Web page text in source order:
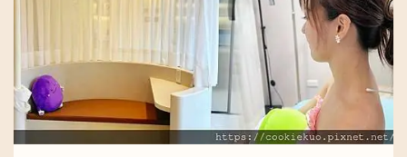
做完我就去喝咖啡、逛街，完全沒有不適感..黛馨私
密雷射術後照護須知治療後7 天內，請特別注意以下
事項：1.保持私密處乾燥清潔，避免穿著過緊或不透
氣的衣物2. 避免泡澡、游泳或泡溫泉，以防感染3.
避免性行為至少7 天，依醫師建議為準4. 勿自行塗抹
刺激性產品，如美白或酸類保養品5. 如出現輕微分
信？下圖就是不笑的慘況….常常被這樣打擊再強大
的心也是會玻璃的，前陣子跟一群美女聚會，其中一
個model朋友分享她去做了現在最夯的MINT秘特拉
提線，說復原期很短而且效果很好～整個下午盯著她
小巧的臉龐＋緊緻的下顎，於是今年的42歲大壽，
我決定送自己一份大禮：我也要去做埋線拉